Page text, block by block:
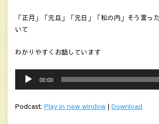
「正月」「元旦」「元日」「松の内」そう言っ
いて
わかりやすくお話しています
レ
00:00
Podcast: Play in new window | Download